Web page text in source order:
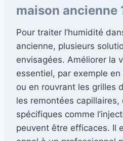
maison ancienne
Pour traiter l’humidité
ancienne, plusieurs
envisagées. Améliorer la
essentiel, par exemple
ou en rouvrant les grilles
les remontées
spécifiques comme
peuvent être efficaces. Il